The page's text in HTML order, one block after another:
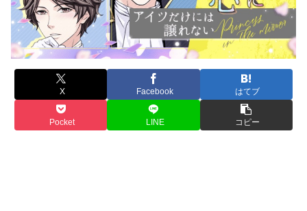
X Facebook はてブ
Pocket LINE コピー